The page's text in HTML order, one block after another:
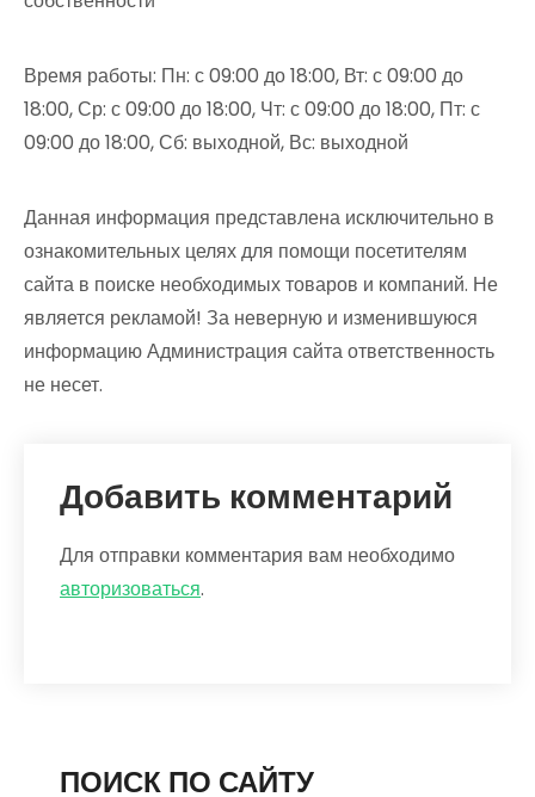
Время работы: Пн: с 09:00 до 18:00, Вт: с 09:00 до
18:00, Ср: с 09:00 до 18:00, Чт: с 09:00 до 18:00, Пт: с
09:00 до 18:00, Сб: выходной, Вс: выходной
Данная информация представлена исключительно в
ознакомительных целях для помощи посетителям
сайта в поиске необходимых товаров и компаний. Не
является рекламой! За неверную и изменившуюся
информацию Администрация сайта ответственность
не несет.
Добавить комментарий
Для отправки комментария вам необходимо
авторизоваться.
ПОИСК ПО САЙТУ